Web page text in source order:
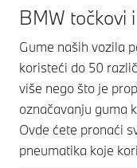
BMW točkovi
Gume naših vozila
koristeći do 50
više nego što je
označavanju guma
Ovde ćete pronaći
pneumatika koje